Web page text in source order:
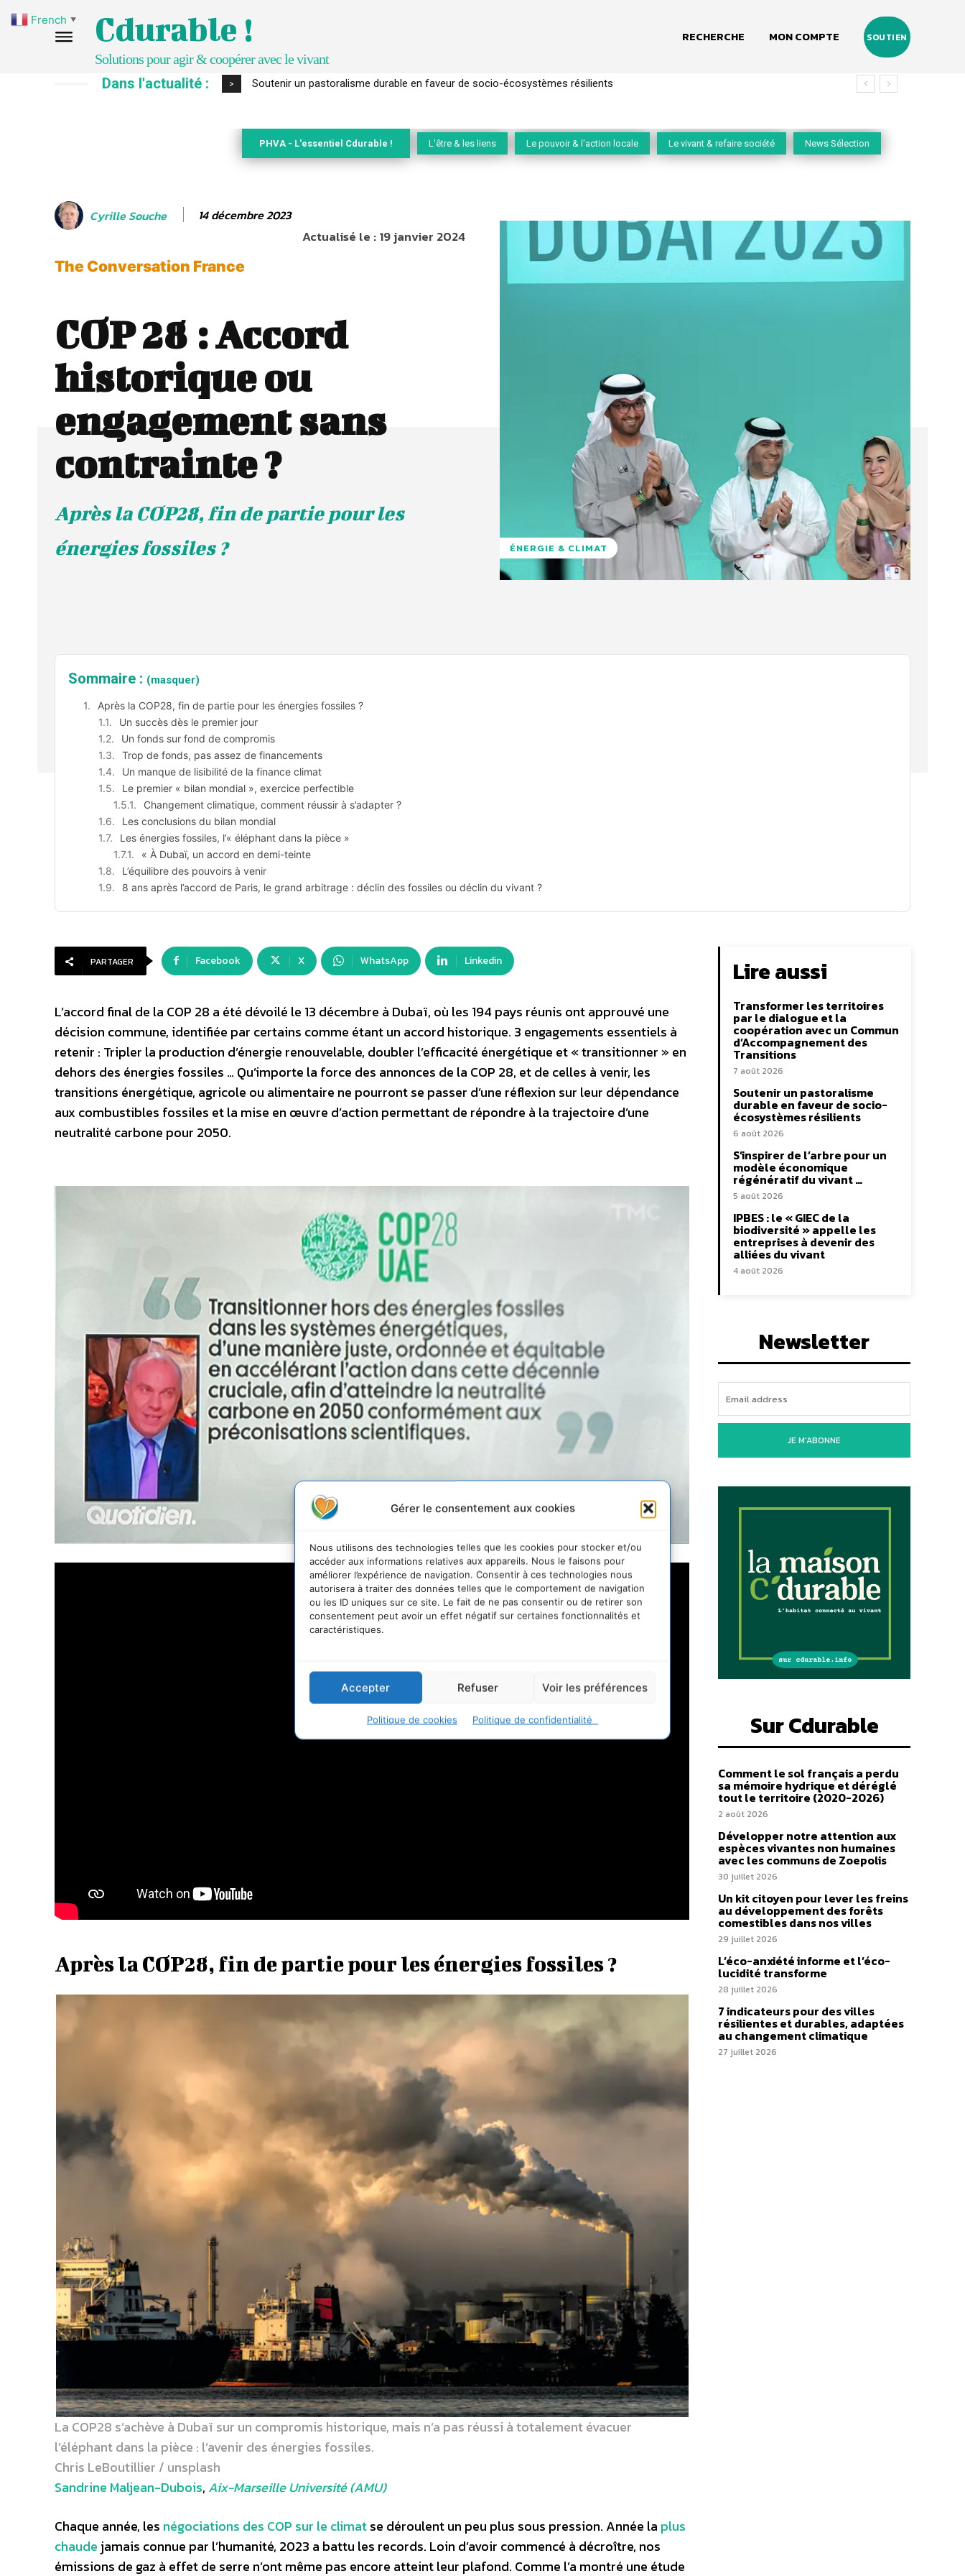
Gérer le consentement aux cookies
Nous utilisons des technologies telles que les cookies pour stocker et/ou
accéder aux informations relatives aux appareils. Nous le faisons pour
améliorer l’expérience de navigation. Consentir à ces technologies nous
autorisera à traiter des données telles que le comportement de navigation
ou les ID uniques sur ce site. Le fait de ne pas consentir ou de retirer son
consentement peut avoir un effet négatif sur certaines fonctionnalités et
caractéristiques.
Accepter Refuser Voir les préférences
Politique de cookies Politique de confidentialité
Cdurable !
Solutions pour agir & coopérer avec le vivant
RECHERCHE MON COMPTE SOUTIEN
Dans l'actualité : > S’inspirer de l’arbre pour un modèle économique régénératif du vivant …
PHVA - L'essentiel Cdurable ! L'être & les liens Le pouvoir & l'action locale Le vivant & refaire société News Sélection
Cyrille Souche 14 décembre 2023
Actualisé le :19 janvier 2024
The Conversation France
COP 28 : Accord
historique ou
engagement sans
contrainte ?
Après la COP28, fin de partie pour les
énergies fossiles ?
ÉNERGIE & CLIMAT
Sommaire : (masquer)
Après la COP28, fin de partie pour les énergies fossiles ?
Un succès dès le premier jour
Un fonds sur fond de compromis
Trop de fonds, pas assez de financements
Un manque de lisibilité de la finance climat
Le premier « bilan mondial », exercice perfectible
Changement climatique, comment réussir à s’adapter ?
Les conclusions du bilan mondial
Les énergies fossiles, l’« éléphant dans la pièce »
« À Dubaï, un accord en demi-teinte
L’équilibre des pouvoirs à venir
8 ans après l’accord de Paris, le grand arbitrage : déclin des fossiles ou déclin du vivant ?
PARTAGER Facebook X WhatsApp Linkedin
L’accord final de la COP 28 a été dévoilé le 13 décembre à Dubaï, où les 194 pays réunis ont approuvé une
décision commune, identifiée par certains comme étant un accord historique. 3 engagements essentiels à
retenir : Tripler la production d’énergie renouvelable, doubler l’efficacité énergétique et « transitionner » en
dehors des énergies fossiles … Qu’importe la force des annonces de la COP 28, et de celles à venir, les
transitions énergétique, agricole ou alimentaire ne pourront se passer d’une réflexion sur leur dépendance
aux combustibles fossiles et la mise en œuvre d’action permettant de répondre à la trajectoire d’une
neutralité carbone pour 2050.
Après la COP28, fin de partie pour les énergies fossiles ?
La COP28 s’achève à Dubaï sur un compromis historique, mais n’a pas réussi à totalement évacuer
l’éléphant dans la pièce : l’avenir des énergies fossiles.
Chris LeBoutillier / unsplash
Sandrine Maljean-Dubois, Aix-Marseille Université (AMU)
Chaque année, les négociations des COP sur le climatse déroulent un peu plus sous pression. Année la plus
chaude jamais connue par l’humanité, 2023 a battu les records. Loin d’avoir commencé à décroître, nos
émissions de gaz à effet de serre n’ont même pas encore atteint leur plafond. Comme l’a montré une étude
Lire aussi
Transformer les territoires
par le dialogue et la
coopération avec un Commun
d’Accompagnement des
Transitions
7 août 2026
Soutenir un pastoralisme
durable en faveur de socio-
écosystèmes résilients
6 août 2026
S’inspirer de l’arbre pour un
modèle économique
régénératif du vivant …
5 août 2026
IPBES : le « GIEC de la
biodiversité » appelle les
entreprises à devenir des
alliées du vivant
4 août 2026
Newsletter
JE M'ABONNE
Sur Cdurable
Comment le sol français a perdu
sa mémoire hydrique et déréglé
tout le territoire (2020-2026)
2 août 2026
Développer notre attention aux
espèces vivantes non humaines
avec les communs de Zoepolis
30 juillet 2026
Un kit citoyen pour lever les freins
au développement des forêts
comestibles dans nos villes
29 juillet 2026
L’éco-anxiété informe et l’éco-
lucidité transforme
28 juillet 2026
7 indicateurs pour des villes
résilientes et durables, adaptées
au changement climatique
27 juillet 2026
French ▼